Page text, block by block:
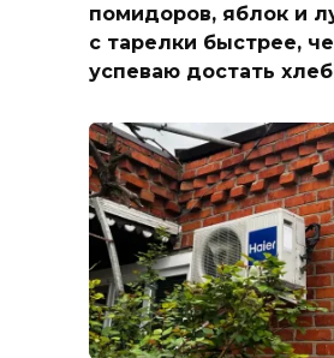
помидоров, яблок и
с тарелки быстрее,
успеваю достать хлеб